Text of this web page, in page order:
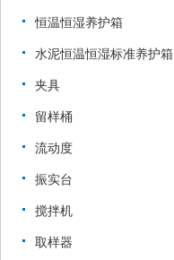
恒温恒湿养护箱
水泥恒温恒湿标准养护箱
夹具
留样桶
流动度
振实台
搅拌机
取样器